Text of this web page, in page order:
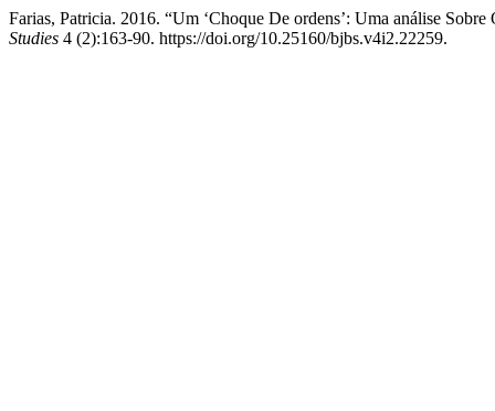
Farias, Patricia. 2016. “Um ‘Choque De ordens’: Uma análise
Studies 4 (2):163-90. https://doi.org/10.25160/bjbs.v4i2.22259.